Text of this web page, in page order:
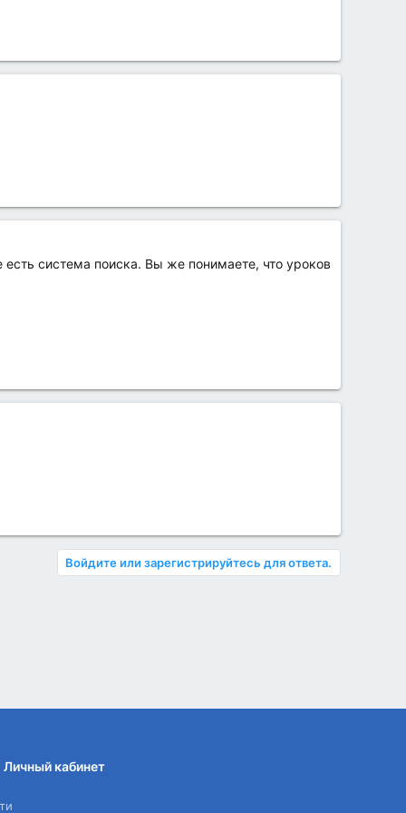
система поиска. Вы же понимаете, что уроков
Войдите или зарегистрируйтесь для ответа.
Личный кабинет